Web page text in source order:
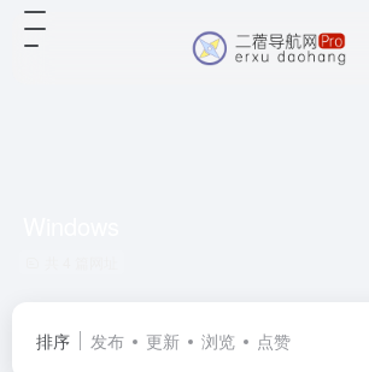
排序 发布 更新 浏览 点赞